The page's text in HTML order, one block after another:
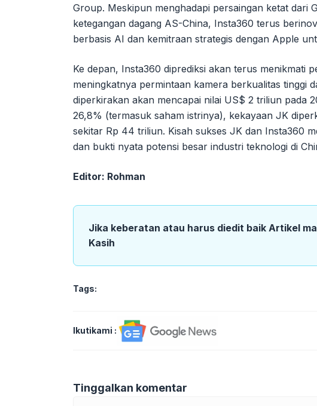
Group. Meskipun menghadapi persaingan ketat dari
ketegangan dagang AS-China, Insta360 terus
berbasis AI dan kemitraan strategis dengan Apple
Ke depan, Insta360 diprediksi akan terus menikmati
meningkatnya permintaan kamera berkualitas tinggi
diperkirakan akan mencapai nilai US$ 2 triliun pada
26,8% (termasuk saham istrinya), kekayaan JK
sekitar Rp 44 triliun. Kisah sukses JK dan Insta360
dan bukti nyata potensi besar industri teknologi di
Editor: Rohman
Jika keberatan atau harus diedit baik Artikel
Kasih
Tags:
Ikutikami :
Tinggalkan komentar